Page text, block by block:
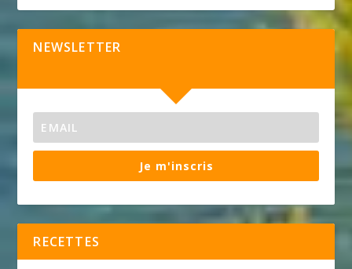
NEWSLETTER
Je m'inscris
RECETTES